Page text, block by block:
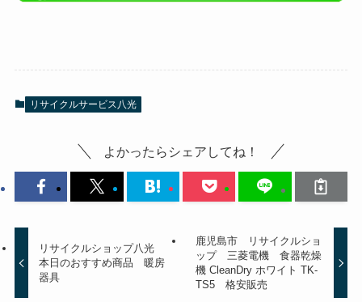
リサイクルサービス八光
よかったらシェアしてね！
リサイクルショップ八光
本日のおすすめ商品 暖房
器具
鹿児島市 リサイクルショ
ップ 三菱電機 食器乾燥
機 CleanDry ホワイト TK-
TS5 格安販売